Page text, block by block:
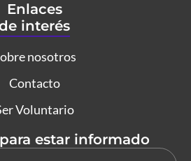
Enlaces
interés
nosotros
Contacto
Voluntario
estar informado